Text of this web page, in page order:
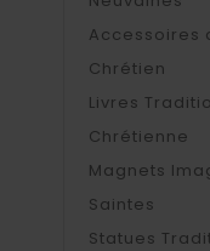
Accessoires
Chrétien
Livres
Chrétienne
Magnets
Saintes
Statues